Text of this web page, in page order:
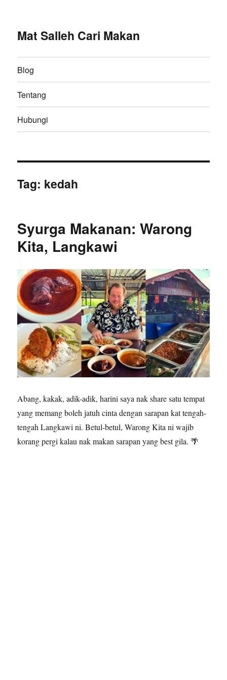
Mat Salleh Cari Makan
Blog
Tentang
Hubungi
Tag: kedah
Syurga Makanan: Warong
Kita, Langkawi
Abang, kakak, adik-adik, harini saya nak share satu tempat
yang memang boleh jatuh cinta dengan sarapan kat tengah-
tengah Langkawi ni. Betul-betul, Warong Kita ni wajib
korang pergi kalau nak makan sarapan yang best gila. 🌴